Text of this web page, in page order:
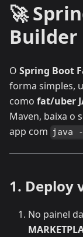
🚀
Builder
O Spring Boot
forma simples,
como fat/uber
Maven, baixa o
app com java
1. Deploy
No painel